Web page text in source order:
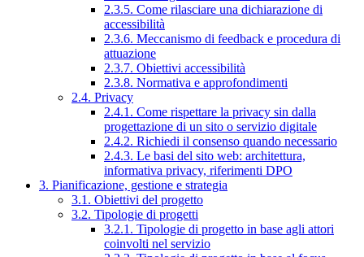
2.3.5. Come rilasciare una dichiarazione di
accessibilità
2.3.6. Meccanismo di feedback e procedura di
attuazione
2.3.7. Obiettivi accessibilità
2.3.8. Normativa e approfondimenti
2.4. Privacy
2.4.1. Come rispettare la privacy sin dalla
progettazione di un sito o servizio digitale
2.4.2. Richiedi il consenso quando necessario
2.4.3. Le basi del sito web: architettura,
informativa privacy, riferimenti DPO
3. Pianificazione, gestione e strategia
3.1. Obiettivi del progetto
3.2. Tipologie di progetti
3.2.1. Tipologie di progetto in base agli attori
coinvolti nel servizio